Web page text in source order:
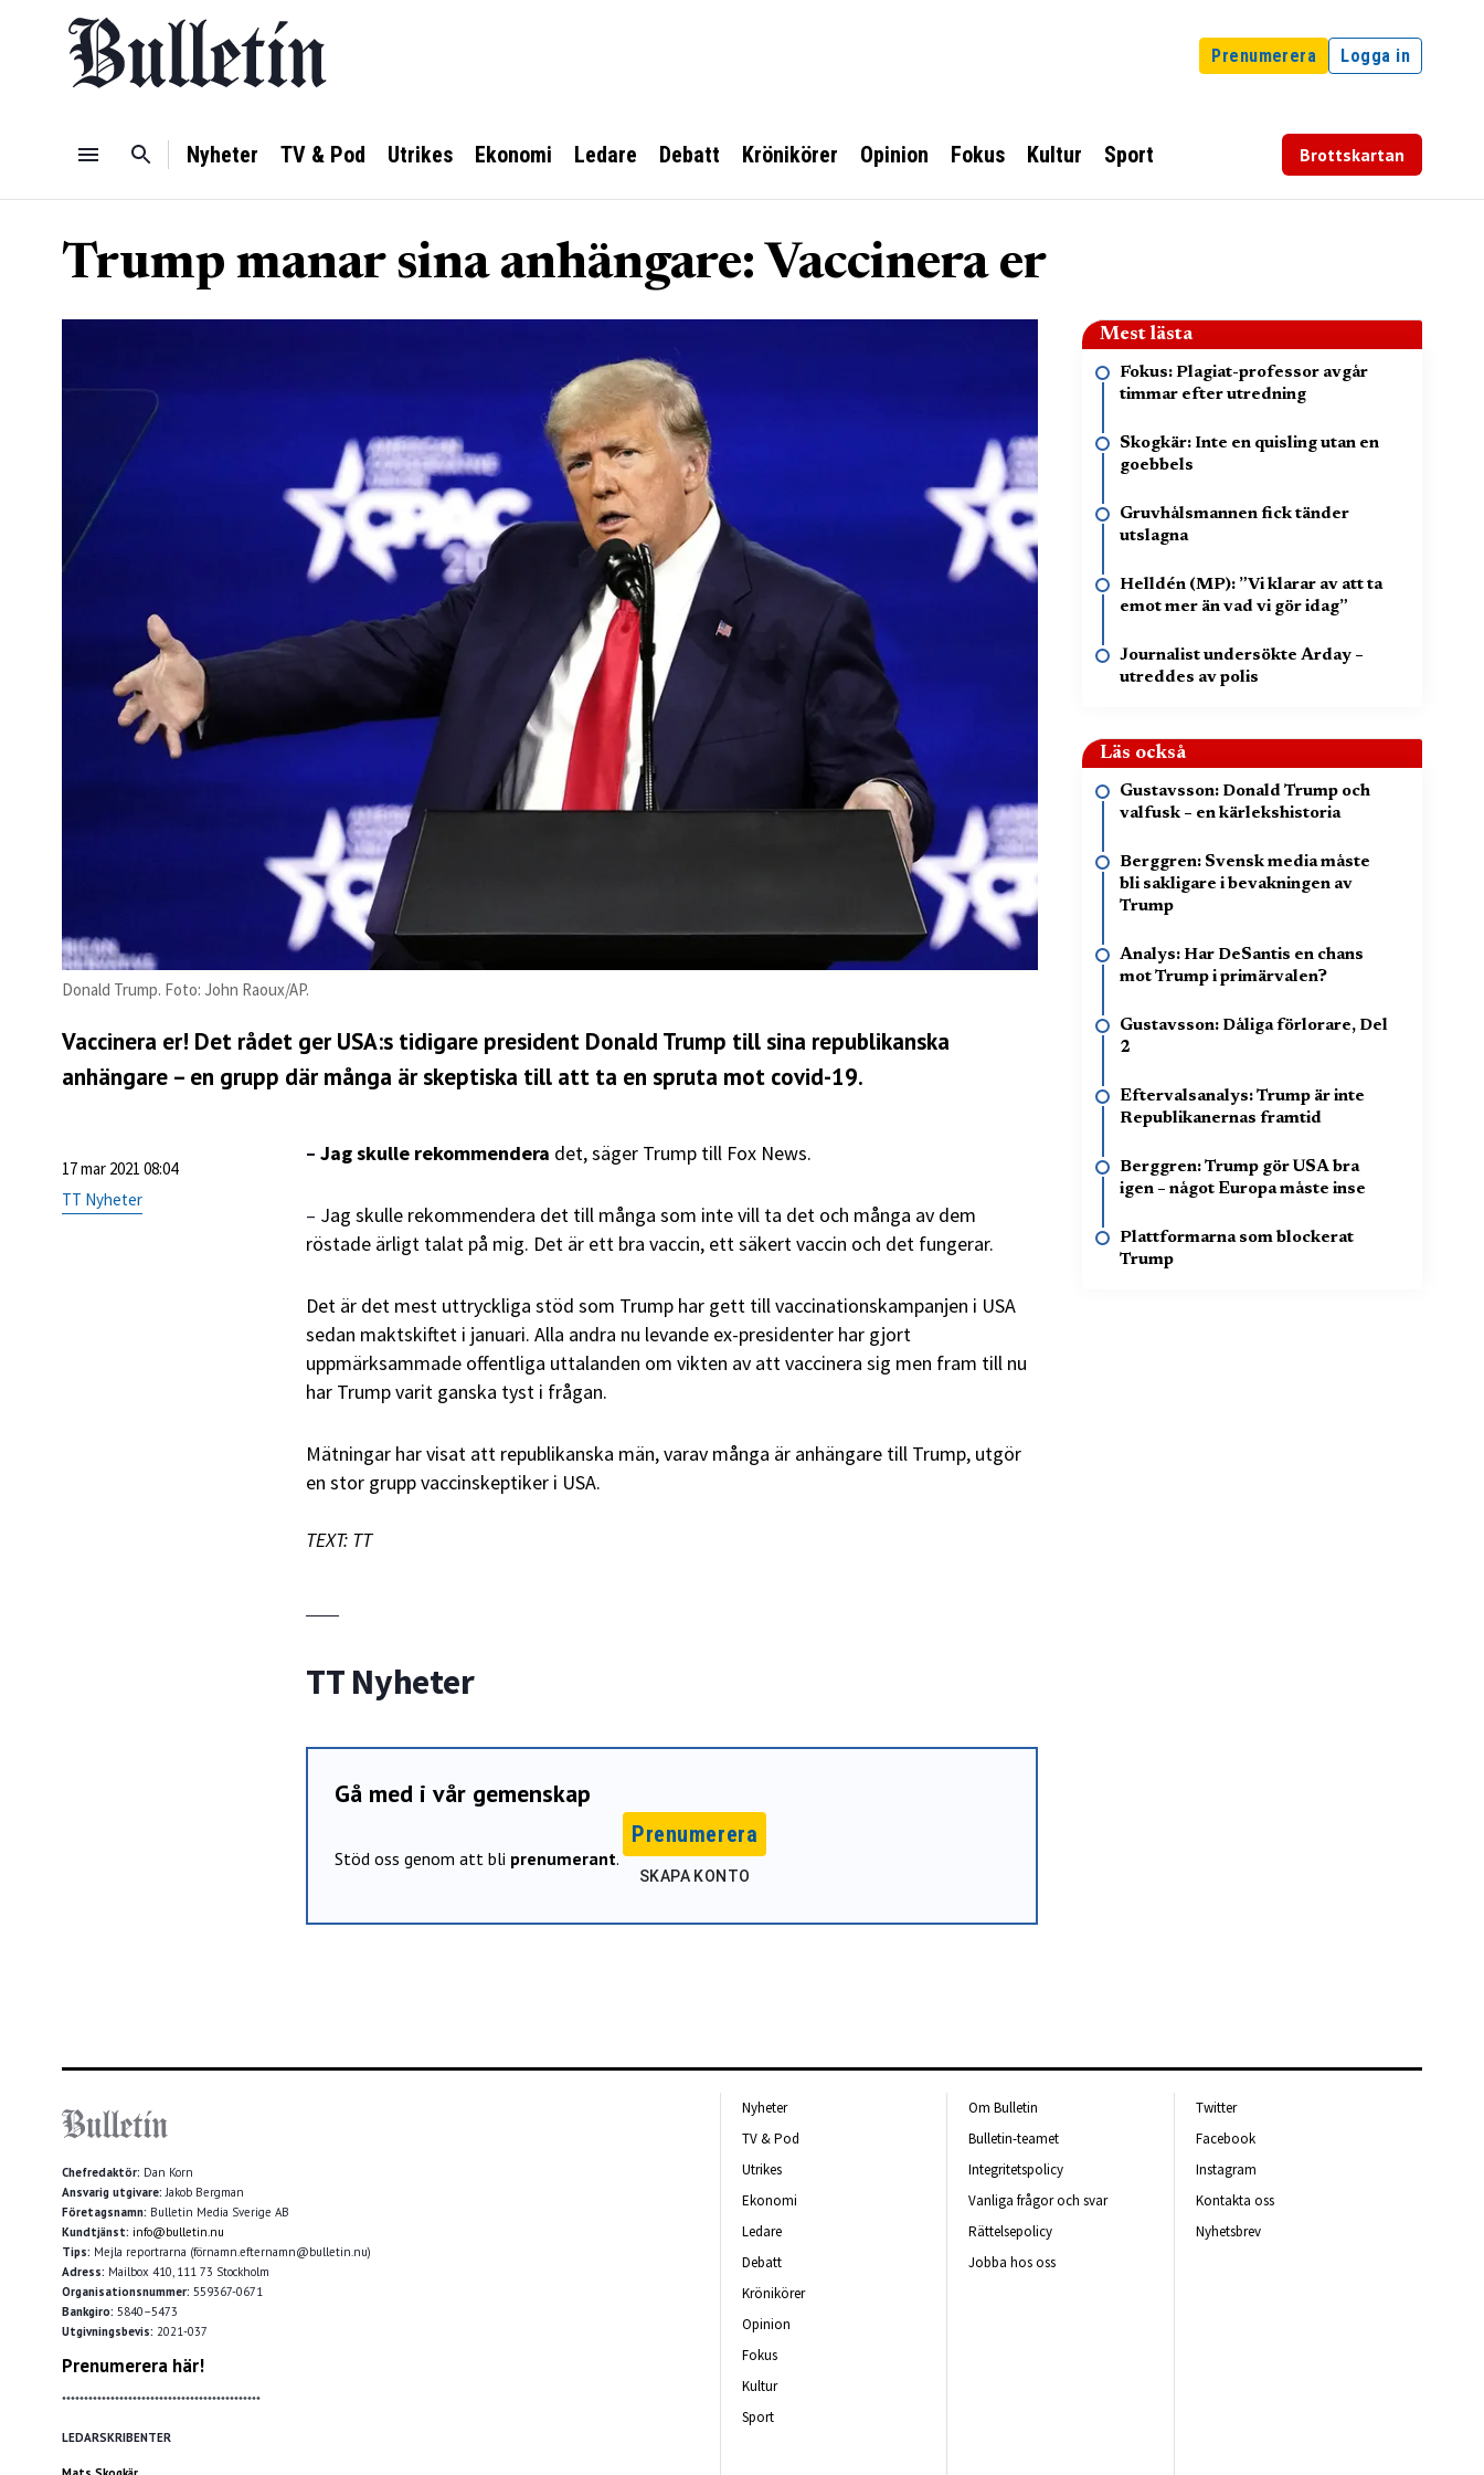
Prenumerera Logga in
Nyheter TV & Pod Utrikes Ekonomi Ledare Debatt Krönikörer Opinion Fokus Kultur Sport Brottskartan
Trump manar sina anhängare: Vaccinera er
Donald Trump. Foto: John Raoux/AP.
Vaccinera er! Det rådet ger USA:s tidigare president Donald Trump till sina republikanska
anhängare – en grupp där många är skeptiska till att ta en spruta mot covid-19.
17 mar 2021 08:04
TT Nyheter
– Jag skulle rekommendera det, säger Trump till Fox News.
– Jag skulle rekommendera det till många som inte vill ta det och många av dem
röstade ärligt talat på mig. Det är ett bra vaccin, ett säkert vaccin och det fungerar.
Det är det mest uttryckliga stöd som Trump har gett till vaccinationskampanjen i USA
sedan maktskiftet i januari. Alla andra nu levande ex-presidenter har gjort
uppmärksammade offentliga uttalanden om vikten av att vaccinera sig men fram till nu
har Trump varit ganska tyst i frågan.
Mätningar har visat att republikanska män, varav många är anhängare till Trump, utgör
en stor grupp vaccinskeptiker i USA.
TEXT: TT
TT Nyheter
Gå med i vår gemenskap
Stöd oss genom att bli prenumerant.
Prenumerera
SKAPA KONTO
Mest lästa
Fokus: Plagiat-professor avgår
timmar efter utredning
Skogkär: Inte en quisling utan en
goebbels
Gruvhålsmannen fick tänder
utslagna
Helldén (MP): ”Vi klarar av att ta
emot mer än vad vi gör idag”
Journalist undersökte Arday –
utreddes av polis
Läs också
Gustavsson: Donald Trump och
valfusk – en kärlekshistoria
Berggren: Svensk media måste
bli sakligare i bevakningen av
Trump
Analys: Har DeSantis en chans
mot Trump i primärvalen?
Gustavsson: Dåliga förlorare, Del
2
Eftervalsanalys: Trump är inte
Republikanernas framtid
Berggren: Trump gör USA bra
igen – något Europa måste inse
Plattformarna som blockerat
Trump
Chefredaktör: Dan Korn
Ansvarig utgivare: Jakob Bergman
Företagsnamn: Bulletin Media Sverige AB
Kundtjänst: info@bulletin.nu
Tips: Mejla reportrarna (förnamn.efternamn@bulletin.nu)
Adress: Mailbox 410, 111 73 Stockholm
Organisationsnummer: 559367-0671
Bankgiro: 5840–5473
Utgivningsbevis: 2021-037
Prenumerera här!
*********************************************
LEDARSKRIBENTER
Nyheter
TV & Pod
Utrikes
Ekonomi
Ledare
Debatt
Krönikörer
Opinion
Fokus
Kultur
Sport
Om Bulletin
Bulletin-teamet
Integritetspolicy
Vanliga frågor och svar
Rättelsepolicy
Jobba hos oss
Twitter
Facebook
Instagram
Kontakta oss
Nyhetsbrev